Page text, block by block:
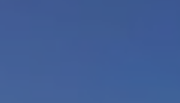
外国人材活用型介護経営